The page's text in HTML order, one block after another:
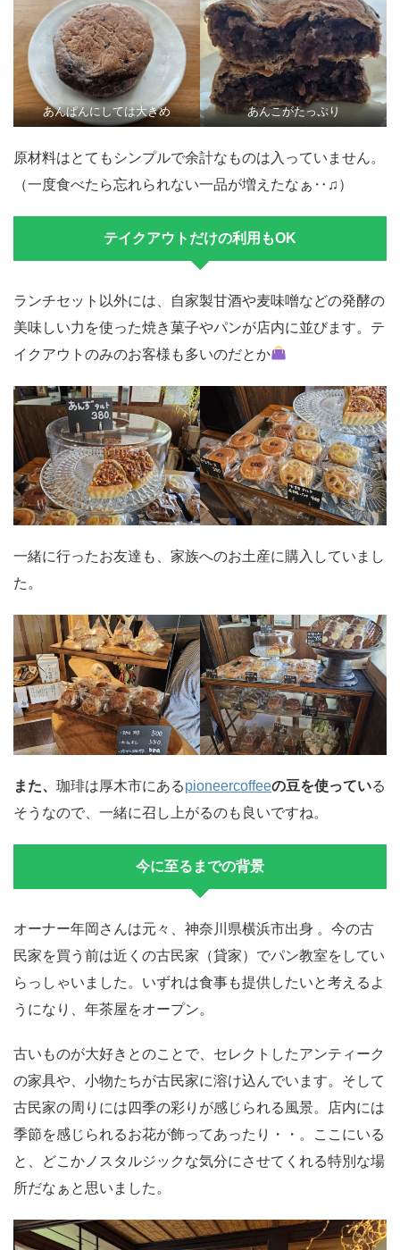
あんぱんにしては大きめ あんこがたっぷり
原材料はとてもシンプルで余計なものは入っていません。
（一度食べたら忘れられない一品が増えたなぁ‥♫）
テイクアウトだけの利用もOK
ランチセット以外には、自家製甘酒や麦味噌などの発酵の
美味しい力を使った焼き菓子やパンが店内に並びます。テ
イクアウトのみのお客様も多いのだとか
一緒に行ったお友達も、家族へのお土産に購入していまし
た。
また、 珈琲は厚木市にあるpioneercoffeeの豆を使っている
そうなので、一緒に召し上がるのも良いですね。
今に至るまでの背景
オーナー年岡さんは元々、神奈川県横浜市出身 。今の古
民家を買う前は近くの古民家（貸家）でパン教室をしてい
らっしゃいました。いずれは食事も提供したいと考えるよ
うになり、年茶屋をオープン。
古いものが大好きとのことで、セレクトしたアンティーク
の家具や、小物たちが古民家に溶け込んでいます。そして
古民家の周りには四季の彩りが感じられる風景。店内には
季節を感じられるお花が飾ってあったり・・。ここにいる
と、どこかノスタルジックな気分にさせてくれる特別な場
所だなぁと思いました。